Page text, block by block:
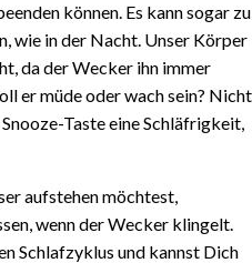
können. Es kann sogar zu
wie in der Nacht. Unser Körper
da der Wecker ihn immer
er müde oder wach sein? Nicht
Taste eine Schläfrigkeit,
aufstehen möchtest,
wenn der Wecker klingelt.
Schlafzyklus und kannst Dich